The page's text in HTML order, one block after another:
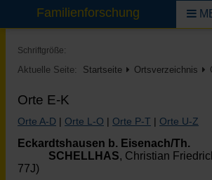
Familienforschung
Schriftgröße:
Aktuelle Seite: Startseite Ortsverzeichnis
Orte E-K
Orte A-D Orte L-O Orte P-T Orte U-Z
Eckardtshausen b. Eisenach/Th.
SCHELLHAS, Christian
77J)